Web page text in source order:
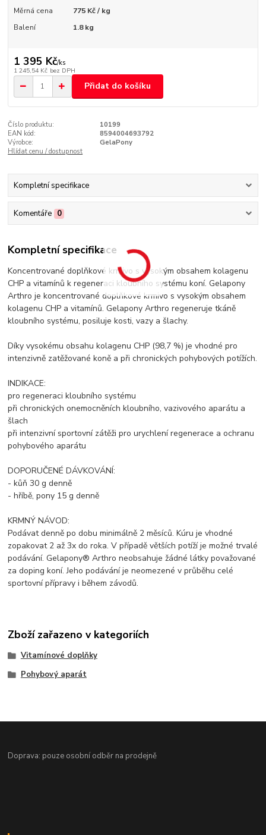
Měrná cena
775 Kč / kg
Balení
1.8 kg
1 395 Kč/ks
1 245,54 Kč bez DPH
Přidat do košíku
Číslo produktu:
10199
EAN kód:
8594004693792
Výrobce:
GelaPony
Hlídat cenu / dostupnost
Kompletní specifikace
Komentáře 0
Kompletní specifikace
Koncentrované doplňkové krmivo s vysokým obsahem kolagenu
CHP a vitamínů k regeneraci kloubního systému koní. Gelapony
Arthro je koncentrované doplňkové krmivo s vysokým obsahem
kolagenu CHP a vitamínů. Gelapony Arthro regeneruje tkáně
kloubního systému, posiluje kosti, vazy a šlachy.
Díky vysokému obsahu kolagenu CHP (98,7 %) je vhodné pro
intenzivně zatěžované koně a při chronických pohybových potížích.
INDIKACE:
pro regeneraci kloubního systému
při chronických onemocněních kloubního, vazivového aparátu a
šlach
při intenzivní sportovní zátěži pro urychlení regenerace a ochranu
pohybového aparátu
DOPORUČENÉ DÁVKOVÁNÍ:
- kůň 30 g denně
- hříbě, pony 15 g denně
KRMNÝ NÁVOD:
Podávat denně po dobu minimálně 2 měsíců. Kúru je vhodné
zopakovat 2 až 3x do roka. V případě větších potíží je možné trvalé
podávání. Gelapony® Arthro neobsahuje žádné látky považované
za doping koní. Jeho podávání je neomezené v průběhu celé
sportovní přípravy i během závodů.
Zboží zařazeno v kategoriích
Vitamínové doplňky
Pohybový aparát
Doprava: pouze osobní odběr na prodejně